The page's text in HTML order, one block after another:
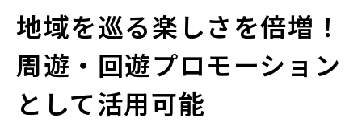
地域を巡る楽しさを倍増！
周遊・回遊プロモーション
として活用可能